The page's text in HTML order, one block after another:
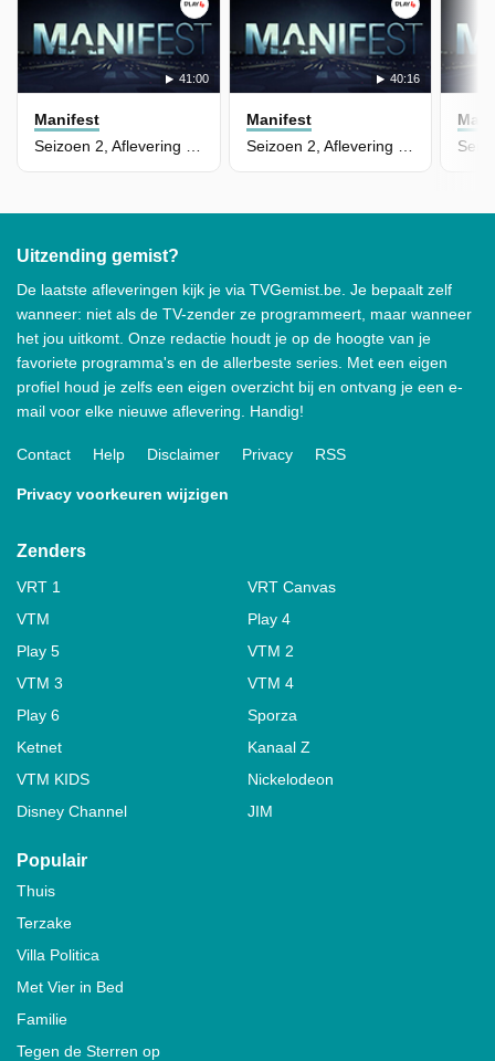
41:00
Manifest
40:16
Manifest
Uitzending gemist?
De laatste afleveringen kijk je via TVGemist.be. Je bepaalt zelf
wanneer: niet als de TV-zender ze programmeert, maar wanneer
het jou uitkomt. Onze redactie houdt je op de hoogte van je
favoriete programma's en de allerbeste series. Met een eigen
profiel houd je zelfs een eigen overzicht bij en ontvang je een e-
mail voor elke nieuwe aflevering. Handig!
Contact Help Disclaimer Privacy RSS
Privacy voorkeuren wijzigen
Zenders
VRT 1
VRT Canvas
VTM
Play 4
Play 5
VTM 2
VTM 3
VTM 4
Play 6
Sporza
Ketnet
Kanaal Z
VTM KIDS
Nickelodeon
Disney Channel
JIM
Populair
Thuis
Terzake
Villa Politica
Met Vier in Bed
Familie
Tegen de Sterren op